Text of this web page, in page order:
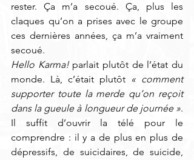
rester. Ça m’a secoué. Ça, plus les
claques qu’on a prises avec le groupe
ces dernières années, ça m’a vraiment
secoué.
Hello Karma! parlait plutôt de l’état du
monde. Là, c’était plutôt « comment
supporter toute la merde qu’on reçoit
dans la gueule à longueur de journée ».
Il suffit d’ouvrir la télé pour le
comprendre : il y a de plus en plus de
dépressifs, de suicidaires, de suicide,